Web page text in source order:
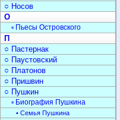
○ Носов
О
▫ Пьесы Островского
П
○ Пастернак
○ Паустовский
○ Платонов
○ Пришвин
○ Пушкин
▫ Биография Пушкина
• Семья Пушкина